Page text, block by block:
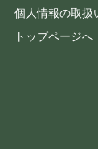
個人情報の取扱
トップページへ